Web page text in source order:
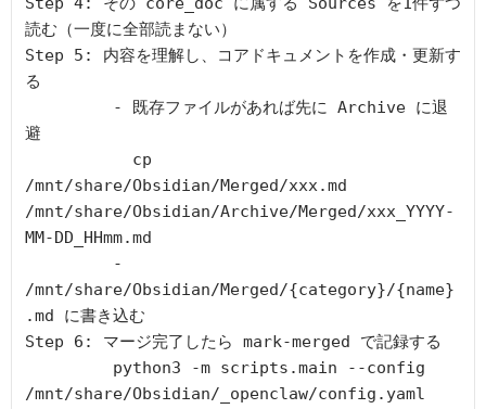
読む（一度に全部読まない）
Step 5: 内容を理解し、コアドキュメントを作成・更新す
る
避
/mnt/share/Obsidian/Merged/xxx.md
/mnt/share/Obsidian/Archive/Merged/xxx_YYYY-
MM-DD_HHmm.md
/mnt/share/Obsidian/Merged/{category}/{name}
.md に書き込む
Step 6: マージ完了したら mark-merged で記録する
/mnt/share/Obsidian/_openclaw/config.yaml